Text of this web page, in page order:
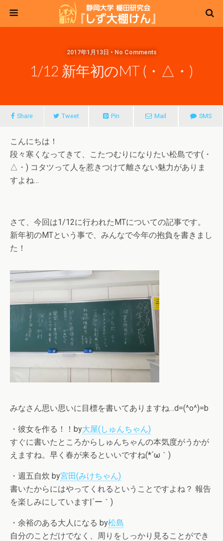
2017年1月13日 • No Comments
1/12 新年初のMT (・△・)
Share Tweet Pin Mail SMS
こんにちは！
段々寒くなってきて、こたつむりになりたい松島です(・
△・) コタツって人を惹きつけて離さない魅力がありま
すよね…
さて、今回は1/12に行われたMTについての記事です。
新年初のMTという事で、みんなで今年の抱負を書きまし
た！
みなさん思い思いに目標を書いてありますね…d=(^o^)=b
・彼女を作る！！by大屋(しゅんちゃん)
すぐに書いたところからしゅんちゃんの本気度がうかが
えますね。早く春が来るといいですね(*´ω｀)
・週五自炊 by宮田(みけちゃん)
書いたからにはやってくれるということですよね？ 報告
を楽しみにしています|´ー｀)
・余裕のある大人になる by松島
自分のことだけでなく、周りをしっかり見ることができ